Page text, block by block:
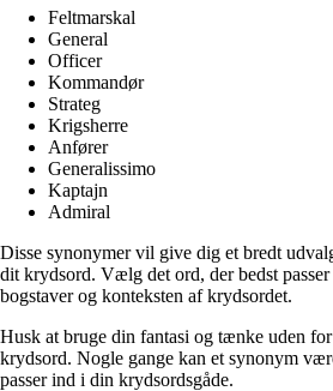
Feltmarskal
General
Officer
Kommandør
Strateg
Krigsherre
Anfører
Generalissimo
Kaptajn
Admiral
Disse synonymer vil give dig et bredt
dit krydsord. Vælg det ord, der bedst
bogstaver og konteksten af krydsordet.
Husk at bruge din fantasi og tænke uden
krydsord. Nogle gange kan et synonym
passer ind i din krydsordsgåde.